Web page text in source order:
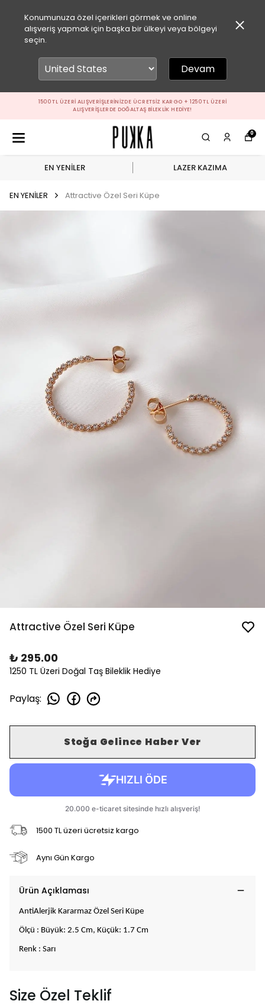
Konumunuza özel içerikleri görmek ve online
alışveriş yapmak için başka bir ülkeyi veya bölgeyi
seçin.
Devam
1500 TL ÜZERI ALIŞVERIŞLERINIZDE ÜCRETSIZ KARGO + 1250 TL ÜZERI
ALIŞVERIŞLERDE DOĞALTAŞ BILEKLIK HEDIYE!
0
EN YENİLER LAZER KAZIMA
EN YENİLER Attractive Özel Seri Küpe
Attractive Özel Seri Küpe
₺ 295.00
1250 TL Üzeri Doğal Taş Bileklik Hediye
Paylaş:
Stoğa Gelince Haber Ver
1500 TL üzeri ücretsiz kargo
Aynı Gün Kargo
Ürün Açıklaması
AntiAlerjik Kararmaz Özel Seri Küpe
Ölçü : Büyük: 2.5 Cm, Küçük: 1.7 Cm
Renk : Sarı
Size Özel Teklif